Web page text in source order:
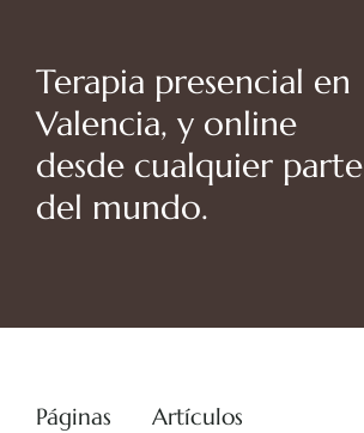
Terapia presencial en
Valencia, y online
desde cualquier parte
del mundo.
Páginas Artículos